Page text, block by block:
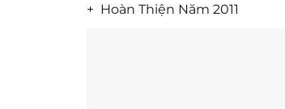
+ Hoàn Thiện Năm 2011